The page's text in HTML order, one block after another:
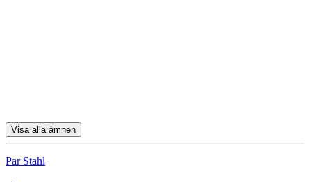
Visa alla ämnen
Par Stahl